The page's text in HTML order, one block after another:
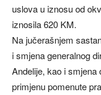
uslova u iznosu od
iznosila 620 KM.
Na jučerašnjem
i smjena generalnog
Andelije, kao i
primjenu pomenute